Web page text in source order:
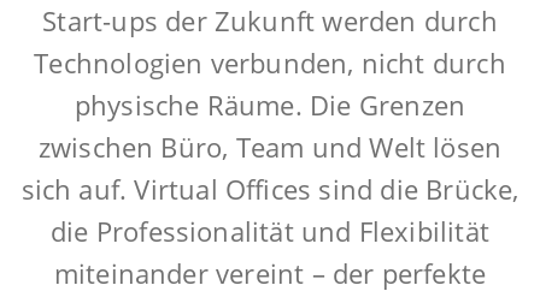
Start-ups der Zukunft werden durch
Technologien verbunden, nicht durch
physische Räume. Die Grenzen
zwischen Büro, Team und Welt lösen
sich auf. Virtual Offices sind die Brücke,
die Professionalität und Flexibilität
miteinander vereint – der perfekte